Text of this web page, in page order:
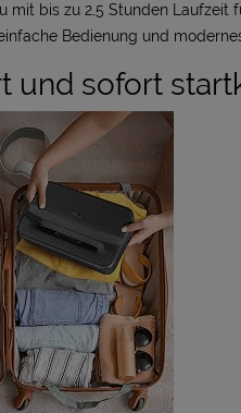
mit bis zu 2,5 Stunden Laufzeit
einfache Bedienung und
und sofort